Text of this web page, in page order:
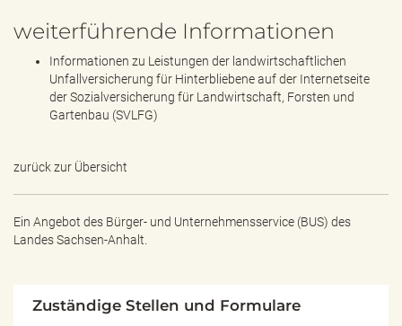
weiterführende Informationen
Informationen zu Leistungen der landwirtschaftlichen
Unfallversicherung für Hinterbliebene auf der Internetseite
der Sozialversicherung für Landwirtschaft, Forsten und
Gartenbau (SVLFG)
zurück zur Übersicht
Ein Angebot des Bürger- und Unternehmensservice (BUS) des
Landes Sachsen-Anhalt.
Zuständige Stellen und Formulare